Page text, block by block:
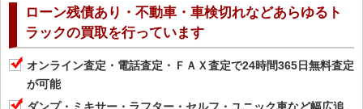
ローン残債あり・不動車・車検切れなどあらゆるト
ラックの買取を行っています
オンライン査定・電話査定・ＦＡＸ査定で24時間365日無料査定
が可能